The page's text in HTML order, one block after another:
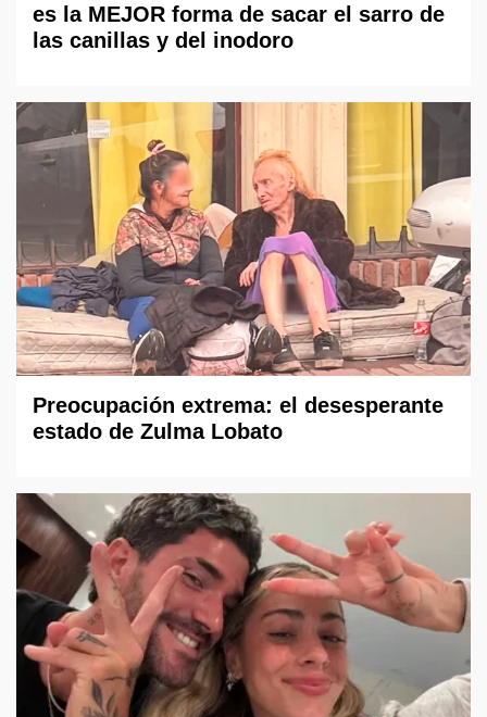
es la MEJOR forma de sacar el sarro de
las canillas y del inodoro
Preocupación extrema: el desesperante
estado de Zulma Lobato